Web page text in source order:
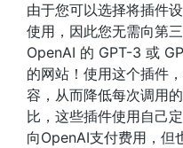
由于您可以选择将插件
使用，因此您无需向第
OpenAI 的 GPT-3 或
的网站！使用这个插件
容，从而降低每次调用
比，这些插件使用自己
向OpenAI支付费用，但